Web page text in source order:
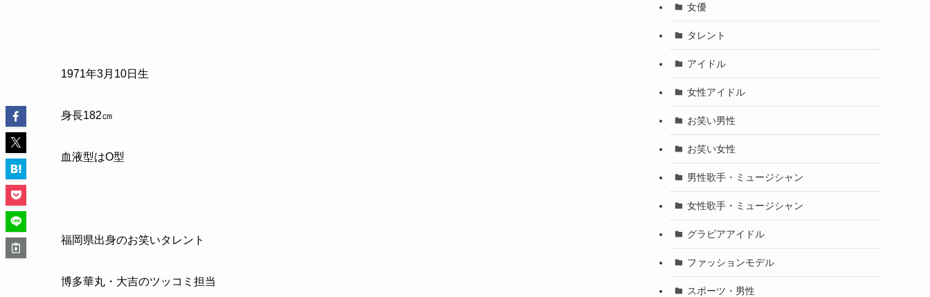
1971年3月 10日生
身長182㎝
血液型はO型
福岡県出身のお笑いタレント
博多華丸・大吉のツッコミ担当
女優
タレント
アイドル
女性アイドル
お笑い男性
お笑い女性
男性歌手・ミュージシャン
女性歌手・ミュージシャン
グラビアアイドル
ファッションモデル
スポーツ・男性